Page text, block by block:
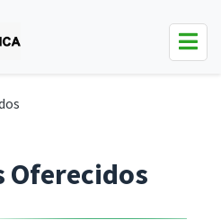
Oferecidos